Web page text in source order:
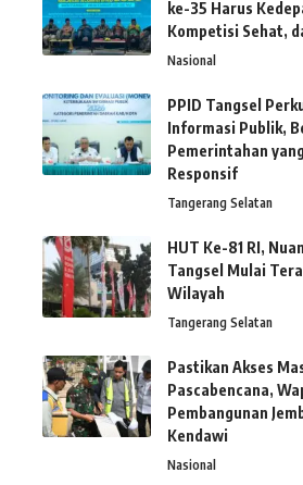
ke-35 Harus
Kompetisi Sehat,
Nasional
PPID Tangsel
Informasi Publik,
Pemerintahan
Responsif
Tangerang Selatan
HUT Ke-81 RI,
Tangsel Mulai
Wilayah
Tangerang Selatan
Pastikan Akses
Pascabencana,
Pembangunan
Kendawi
Nasional